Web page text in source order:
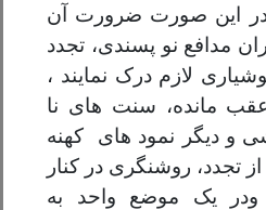
این صورت ضرورت آن
مدافع نو پسندی، تجدد
لازم درک نمایند ،
مانده، سنت های نا
و دیگر نمود های کهنه
تجدد، روشنگری در کنار
ودر یک موضع واحد به